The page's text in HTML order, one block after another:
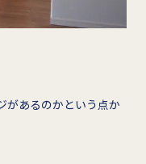
があるのかという点か